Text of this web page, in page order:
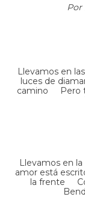
Por
Llevamos en
luces de
camino Pero
Llevamos en
amor está
la frente